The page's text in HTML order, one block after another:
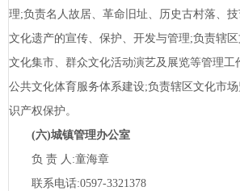
理;负责名人故居、革命旧址、历史古村落、
文化遗产的宣传、保护、开发与管理;负责辖区
文化集市、群众文化活动演艺及展览等管理工
公共文化体育服务体系建设;负责辖区文化市
识产权保护。
(六)城镇管理办公室
负 责 人:童海章
联系电话:0597-3321378